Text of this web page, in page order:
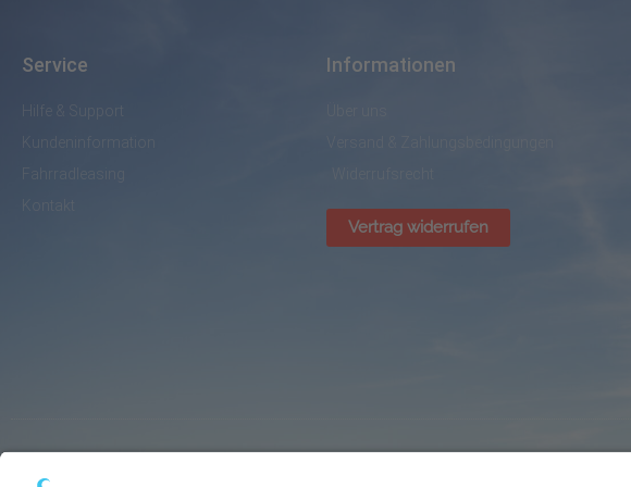
Service
Hilfe & Support
Informationen
Vertrag widerrufen